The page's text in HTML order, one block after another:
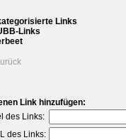
Links
Links
Link hinzufügen:
des Links:
des Links: